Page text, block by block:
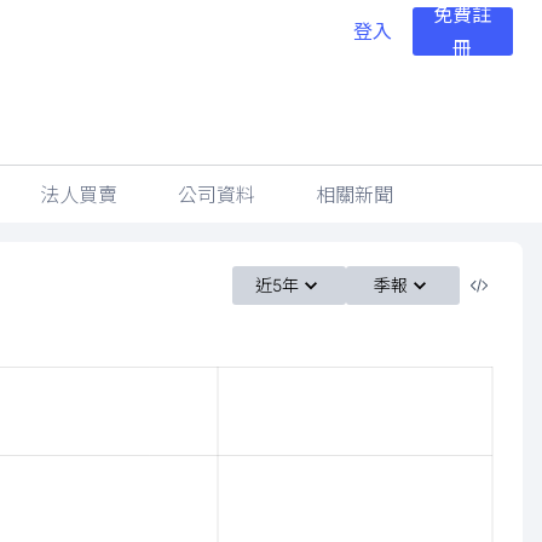
登入
免費註
冊
法人買賣 公司資料 相關新聞
近5年 季報